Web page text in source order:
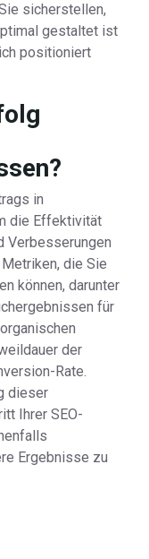
sicherstellen,
gestaltet ist
positioniert
in
die Effektivität
Verbesserungen
die Sie
können, darunter
für
der
Rate.
dieser
Ihrer SEO-
Ergebnisse zu